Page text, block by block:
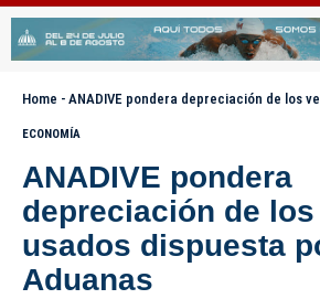
Home - ANADIVE pondera depreciación de los vehículos
ECONOMÍA
ANADIVE pondera
depreciación de
usados dispuesta
Aduanas